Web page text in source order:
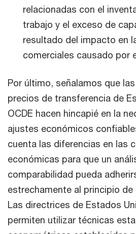
relacionadas con el
trabajo y el exceso de
resultado del impacto en
comerciales causado por
Por último, señalamos que
precios de transferencia de
OCDE hacen hincapié en la
ajustes económicos
cuenta las diferencias en las
económicas para que un
comparabilidad pueda
estrechamente al principio
Las directrices de Estados
permiten utilizar técnicas